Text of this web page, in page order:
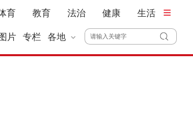
育 教育 法治 健康 生活
图片 专栏 各地